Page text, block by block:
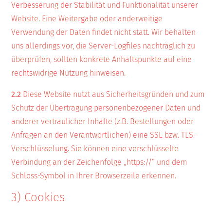
Verbesserung der Stabilität und Funktionalität unserer
Website. Eine Weitergabe oder anderweitige
Verwendung der Daten findet nicht statt. Wir behalten
uns allerdings vor, die Server-Logfiles nachträglich zu
überprüfen, sollten konkrete Anhaltspunkte auf eine
rechtswidrige Nutzung hinweisen.
2.2 Diese Website nutzt aus Sicherheitsgründen und zum
Schutz der Übertragung personenbezogener Daten und
anderer vertraulicher Inhalte (z.B. Bestellungen oder
Anfragen an den Verantwortlichen) eine SSL-bzw. TLS-
Verschlüsselung. Sie können eine verschlüsselte
Verbindung an der Zeichenfolge „https://“ und dem
Schloss-Symbol in Ihrer Browserzeile erkennen.
3) Cookies